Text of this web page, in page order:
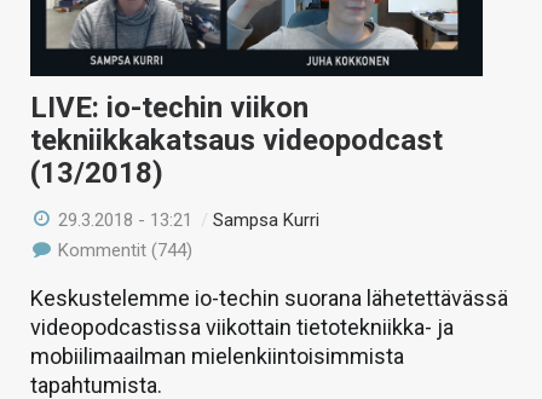
LIVE: io-techin viikon
tekniikkakatsaus videopodcast
(13/2018)
29.3.2018 - 13:21 /Sampsa Kurri
Kommentit (744)
Keskustelemme io-techin suorana lähetettävässä
videopodcastissa viikottain tietotekniikka- ja
mobiilimaailman mielenkiintoisimmista
tapahtumista.